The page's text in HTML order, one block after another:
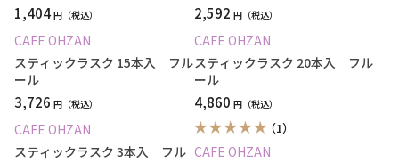
1,404円 2,592 円
CAFE OHZAN
スティックラスク 15本入 フル
ール
3,726 円
CAFE OHZAN
スティックラスク 20本入 フル
ール
4,860 円
CAFE OHZAN
スティックラスク 3本入 フル
（1）
CAFE OHZAN